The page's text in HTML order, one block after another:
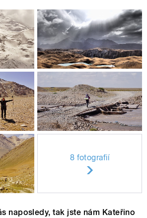
8 fotografií
naposledy, tak jste nám Kateřino